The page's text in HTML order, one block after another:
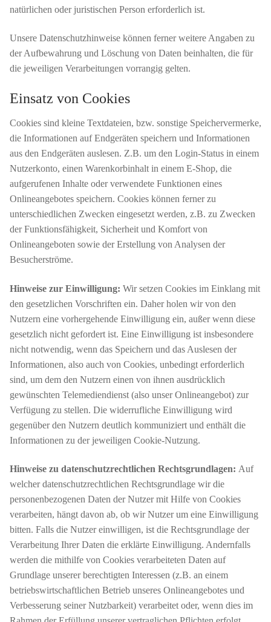
natürlichen oder juristischen Person erforderlich ist.
Unsere Datenschutzhinweise können ferner weitere Angaben zu
der Aufbewahrung und Löschung von Daten beinhalten, die für
die jeweiligen Verarbeitungen vorrangig gelten.
Einsatz von Cookies
Cookies sind kleine Textdateien, bzw. sonstige Speichervermerke,
die Informationen auf Endgeräten speichern und Informationen
aus den Endgeräten auslesen. Z.B. um den Login-Status in einem
Nutzerkonto, einen Warenkorbinhalt in einem E-Shop, die
aufgerufenen Inhalte oder verwendete Funktionen eines
Onlineangebotes speichern. Cookies können ferner zu
unterschiedlichen Zwecken eingesetzt werden, z.B. zu Zwecken
der Funktionsfähigkeit, Sicherheit und Komfort von
Onlineangeboten sowie der Erstellung von Analysen der
Besucherströme.
Hinweise zur Einwilligung: Wir setzen Cookies im Einklang mit
den gesetzlichen Vorschriften ein. Daher holen wir von den
Nutzern eine vorhergehende Einwilligung ein, außer wenn diese
gesetzlich nicht gefordert ist. Eine Einwilligung ist insbesondere
nicht notwendig, wenn das Speichern und das Auslesen der
Informationen, also auch von Cookies, unbedingt erforderlich
sind, um dem den Nutzern einen von ihnen ausdrücklich
gewünschten Telemediendienst (also unser Onlineangebot) zur
Verfügung zu stellen. Die widerrufliche Einwilligung wird
gegenüber den Nutzern deutlich kommuniziert und enthält die
Informationen zu der jeweiligen Cookie-Nutzung.
Hinweise zu datenschutzrechtlichen Rechtsgrundlagen: Auf
welcher datenschutzrechtlichen Rechtsgrundlage wir die
personenbezogenen Daten der Nutzer mit Hilfe von Cookies
verarbeiten, hängt davon ab, ob wir Nutzer um eine Einwilligung
bitten. Falls die Nutzer einwilligen, ist die Rechtsgrundlage der
Verarbeitung Ihrer Daten die erklärte Einwilligung. Andernfalls
werden die mithilfe von Cookies verarbeiteten Daten auf
Grundlage unserer berechtigten Interessen (z.B. an einem
betriebswirtschaftlichen Betrieb unseres Onlineangebotes und
Verbesserung seiner Nutzbarkeit) verarbeitet oder, wenn dies im